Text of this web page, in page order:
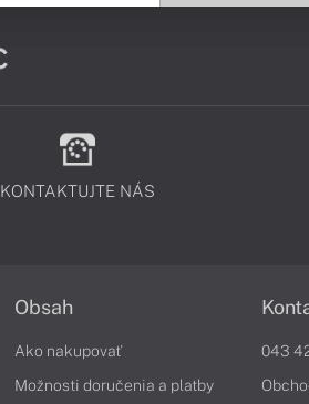
KONTAKTUJTE NÁS
Obsah
Ako nakupovať
Možnosti doručenia a platby
043